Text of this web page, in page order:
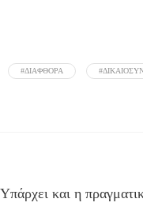
#ΔΙΑΦΘΟΡΑ
Υπάρχει και η